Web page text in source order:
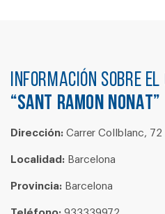
Información sobre el
“SANT RAMON NONAT”
Dirección: Carrer Collblanc, 72
Localidad: Barcelona
Provincia: Barcelona